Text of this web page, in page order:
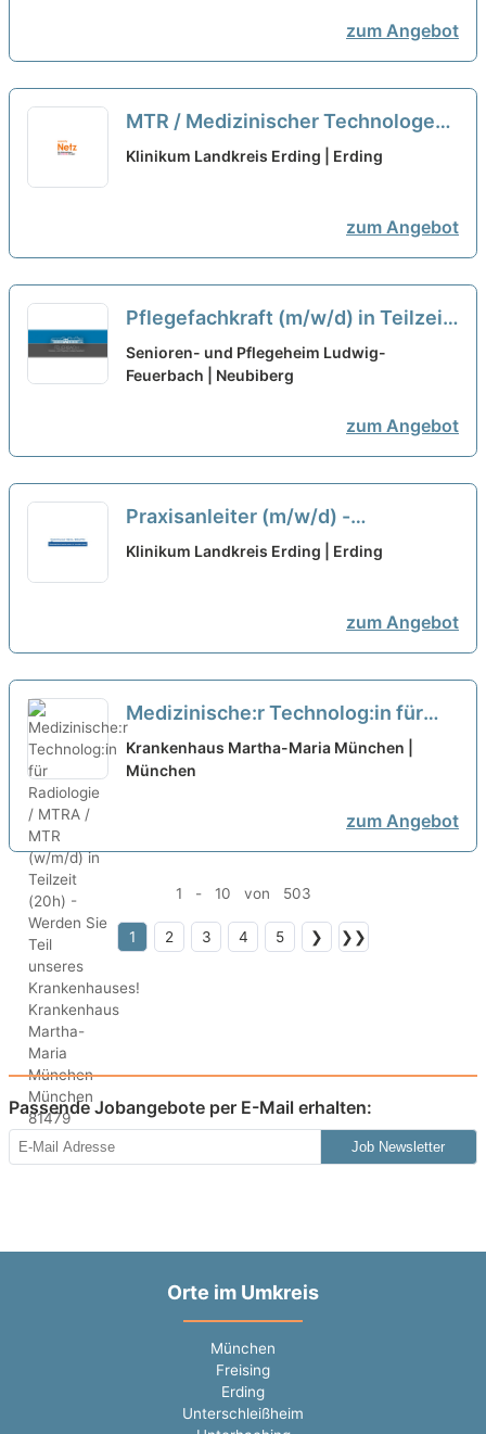
zum Angebot
MTR / Medizinischer Technologe
(m/w/d) für die Radiologie Vollzeit /
Klinikum Landkreis Erding | Erding
zum Angebot
Pflegefachkraft (m/w/d) in Teilzeit
– Ihr Arbeitsplatz in einer familiären
Arbeitsatmosphäre!
Senioren- und Pflegeheim Ludwig-
Feuerbach | Neubiberg
zum Angebot
Praxisanleiter (m/w/d) -
Pflegeausbildungsstation in
Klinikum Landkreis Erding | Erding
zum Angebot
Medizinische:r Technolog:in für
Radiologie / MTRA / MTR (w/m/d)
in Teilzeit (20h) - Werden Sie Teil
Krankenhaus Martha-Maria München |
München
zum Angebot
1 - 10 von 503
1 2 3 4 5 ❯ ❯❯
Passende Jobangebote per E-Mail erhalten:
Job Newsletter
Orte im Umkreis
München
Freising
Erding
Unterschleißheim